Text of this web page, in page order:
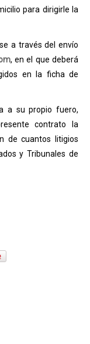
para dirigirle la
a través del envío
, en el que deberá
en la ficha de
a su propio fuero,
contrato la
de cuantos litigios
y Tribunales de